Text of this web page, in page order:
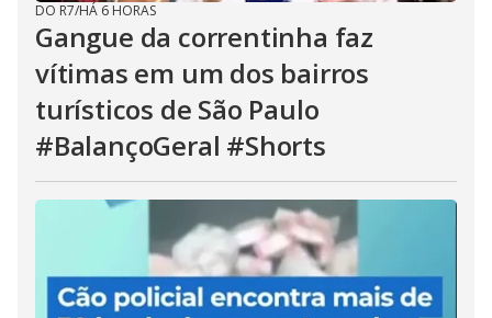
DO R7/HÁ 6 HORAS
Gangue da correntinha faz
vítimas em um dos bairros
turísticos de São Paulo
#BalançoGeral #Shorts